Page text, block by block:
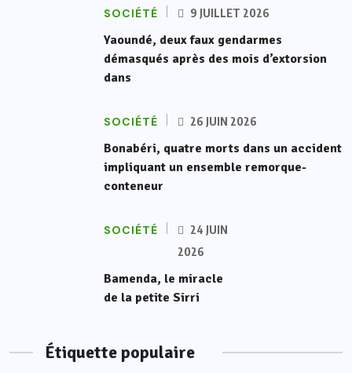
SOCIÉTÉ 9 JUILLET 2026
Yaoundé, deux faux gendarmes
démasqués après des mois d’extorsion
dans
SOCIÉTÉ 26 JUIN 2026
Bonabéri, quatre morts dans un accident
impliquant un ensemble remorque-
conteneur
SOCIÉTÉ
24 JUIN
2026
Bamenda, le miracle
de la petite Sirri
Étiquette populaire